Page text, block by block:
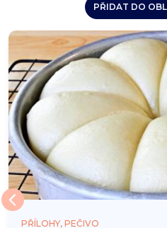
PŘIDAT DO
PŘÍLOHY, PEČIVO